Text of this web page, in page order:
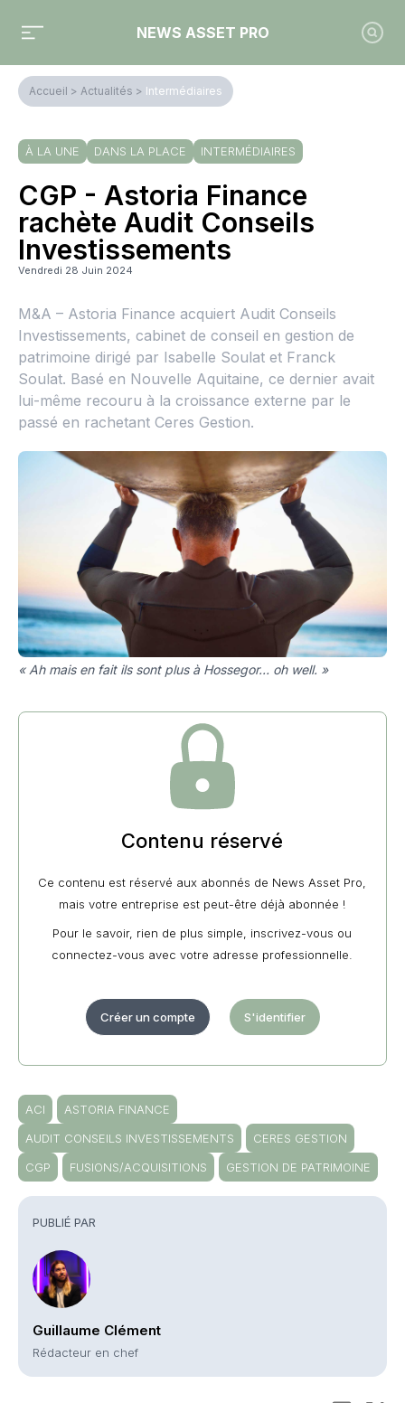
NEWS ASSET PRO
Accueil > Actualités > Intermédiaires
PUBLIÉ PAR
Guillaume Clément
Rédacteur en chef
À LA UNE DANS LA PLACE INTERMÉDIAIRES
CGP - Astoria Finance
rachète Audit Conseils
Investissements
Vendredi 28 Juin 2024
M&A – Astoria Finance acquiert Audit Conseils
Investissements, cabinet de conseil en gestion de
patrimoine dirigé par Isabelle Soulat et Franck
Soulat. Basé en Nouvelle Aquitaine, ce dernier avait
lui-même recouru à la croissance externe par le
passé en rachetant Ceres Gestion.
« Ah mais en fait ils sont plus à Hossegor… oh well. »
Contenu réservé
Ce contenu est réservé aux abonnés de News Asset Pro,
mais votre entreprise est peut-être déjà abonnée !
Pour le savoir, rien de plus simple, inscrivez-vous ou
connectez-vous avec votre adresse professionnelle.
Créer un compte S'identifier
ACI
ASTORIA FINANCE
AUDIT CONSEILS INVESTISSEMENTS
CERES GESTION
CGP
FUSIONS/ACQUISITIONS GESTION DE PATRIMOINE